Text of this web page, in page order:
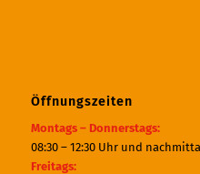
Öffnungszeiten
Montags – Donnerstags:
08:30 – 12:30 Uhr und
Freitags: